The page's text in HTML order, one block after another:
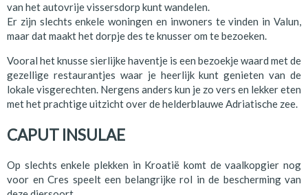
van het autovrije vissersdorp kunt wandelen.
Er zijn slechts enkele woningen en inwoners te vinden in Valun,
maar dat maakt het dorpje des te knusser om te bezoeken.
Vooral het knusse sierlijke haventje is een bezoekje waard met de
gezellige restaurantjes waar je heerlijk kunt genieten van de
lokale visgerechten. Nergens anders kun je zo vers en lekker eten
met het prachtige uitzicht over de helderblauwe Adriatische zee.
CAPUT INSULAE
Op slechts enkele plekken in Kroatië komt de vaalkopgier nog
voor en Cres speelt een belangrijke rol in de bescherming van